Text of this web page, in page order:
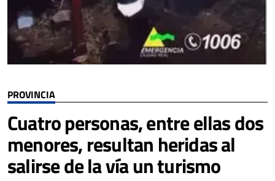
PROVINCIA
Cuatro personas, entre ellas dos
menores, resultan heridas al
salirse de la vía un turismo